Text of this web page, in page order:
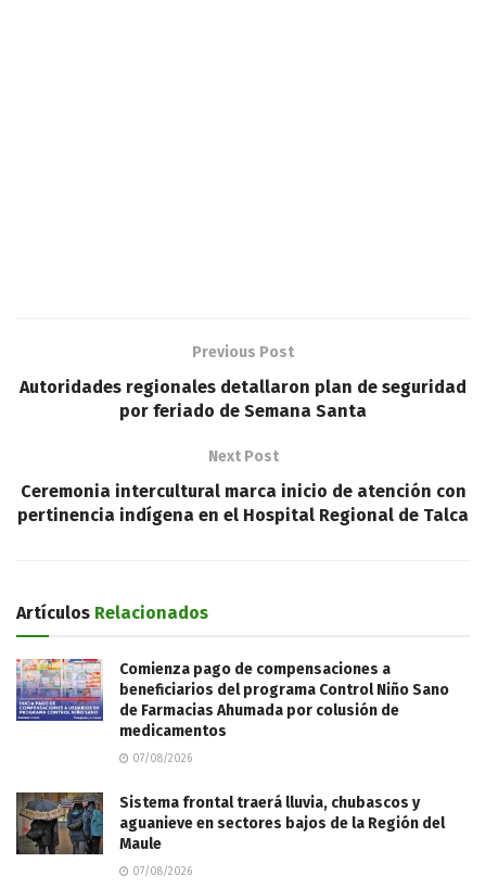
Previous Post
Autoridades regionales detallaron plan de seguridad
por feriado de Semana Santa
Next Post
Ceremonia intercultural marca inicio de atención con
pertinencia indígena en el Hospital Regional de Talca
Artículos Relacionados
Comienza pago de compensaciones a
beneficiarios del programa Control Niño Sano
de Farmacias Ahumada por colusión de
medicamentos
07/08/2026
Sistema frontal traerá lluvia, chubascos y
aguanieve en sectores bajos de la Región del
Maule
07/08/2026